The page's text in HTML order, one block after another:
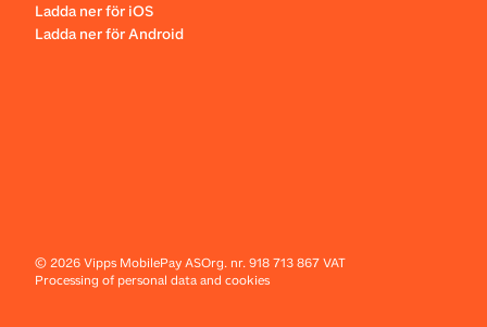
Ladda ner för iOS
Ladda ner för Android
©2026Vipps MobilePay ASOrg. nr. 918 713 867 VAT
Processing of personal data and cookies